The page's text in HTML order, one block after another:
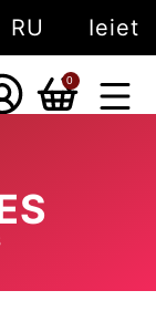
RU Ieiet
0